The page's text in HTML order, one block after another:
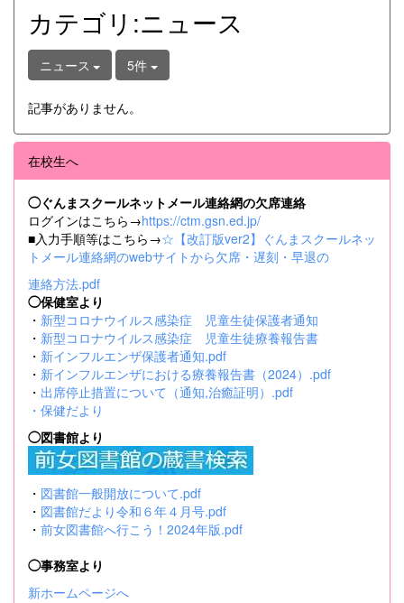
カテゴリ:ニュース
ニュース 5件
記事がありません。
在校生へ
◯ぐんまスクールネットメール連絡網の欠席連絡
ログインはこちら→https://ctm.gsn.ed.jp/
■入力手順等はこちら→☆【改訂版ver2】ぐんまスクールネッ
トメール連絡網のwebサイトから欠席・遅刻・早退の
連絡方法.pdf
◯保健室より
・ 新型コロナウイルス感染症 児童生徒保護者通知
・ 新型コロナウイルス感染症 児童生徒療養報告書
・ 新インフルエンザ保護者通知.pdf
・ 新インフルエンザにおける療養報告書（2024）.pdf
・ 出席停止措置について（通知,治癒証明）.pdf
・ 保健だより
◯図書館より
・ 図書館一般開放について.pdf
・ 図書館だより令和６年４月号.pdf
・ 前女図書館へ行こう！2024年版.pdf
◯事務室より
新ホームページへ